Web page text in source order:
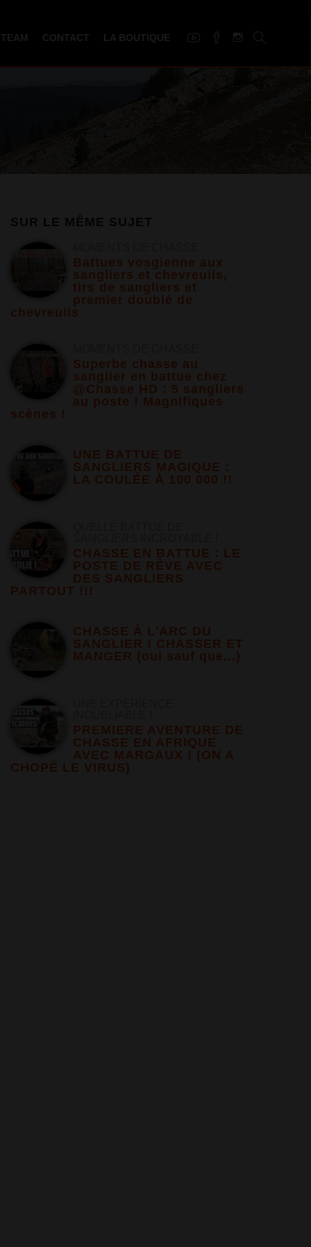
CONTACT LA BOUTIQUE
Battues vosgienne aux
sangliers et chevreuils,
tirs de sangliers et
premier doublé de
chevreuils
Superbe chasse au
sanglier en battue chez
@Chasse HD : 5 sangliers
au poste ! Magnifiques
scènes !
UNE BATTUE DE
SANGLIERS MAGIQUE :
LA COULÉE À 100 000 !!
CHASSE EN BATTUE : LE
POSTE DE RÊVE AVEC
DES SANGLIERS
PARTOUT !!!
CHASSE À L'ARC DU
SANGLIER ! CHASSER ET
MANGER (oui sauf que...)
PREMIERE AVENTURE DE
CHASSE EN AFRIQUE
AVEC MARGAUX ! (ON A
CHOPÉ LE VIRUS)